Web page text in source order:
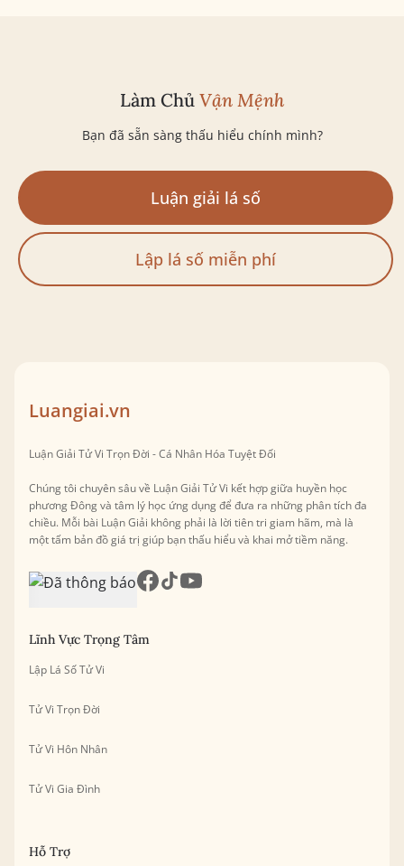
Làm Chủ Vận Mệnh
Bạn đã sẵn sàng thấu hiểu chính mình?
Luận giải lá số
Lập lá số miễn phí
Luangiai.vn
Luận Giải Tử Vi Trọn Đời - Cá Nhân Hóa Tuyệt Đối
Chúng tôi chuyên sâu về Luận Giải Tử Vi kết hợp giữa huyền học
phương Đông và tâm lý học ứng dụng để đưa ra những phân tích đa
chiều. Mỗi bài Luận Giải không phải là lời tiên tri giam hãm, mà là
một tấm bản đồ giá trị giúp bạn thấu hiểu và khai mở tiềm năng.
Lĩnh Vực Trọng Tâm
Lập Lá Số Tử Vi
Tử Vi Trọn Đời
Tử Vi Hôn Nhân
Tử Vi Gia Đình
Hỗ Trợ